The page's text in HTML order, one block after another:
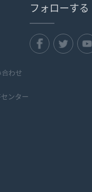
わせ
ンター
フォローする